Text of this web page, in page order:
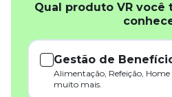
Qual produto VR você
Gestão de
Alimentação, Refeição,
muito mais.